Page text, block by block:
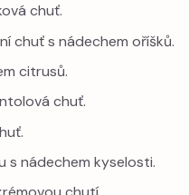
chuť.
chuť s nádechem oříšků.
citrusů.
chuť.
s nádechem kyselosti.